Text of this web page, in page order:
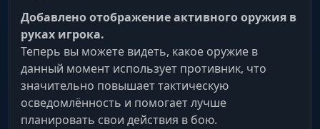
Добавлено отображение активного оружия в
руках игрока.
Теперь вы можете видеть, какое оружие в
данный момент использует противник, что
значительно повышает тактическую
осведомлённость и помогает лучше
планировать свои действия в бою.